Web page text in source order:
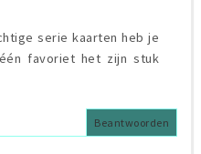
serie kaarten heb je
favoriet het zijn stuk
Beantwoorden